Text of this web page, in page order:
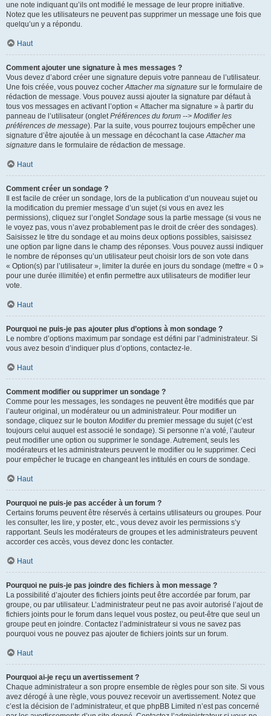
une note indiquant qu’ils ont modifié le message de leur propre initiative.
Notez que les utilisateurs ne peuvent pas supprimer un message une fois que
quelqu’un y a répondu.
Haut
Comment ajouter une signature à mes messages ?
Vous devez d’abord créer une signature depuis votre panneau de l’utilisateur.
Une fois créée, vous pouvez cocherAttacher ma signature sur le formulaire de
rédaction de message. Vous pouvez aussi ajouter la signature par défaut à
tous vos messages en activant l’option « Attacher ma signature » à partir du
panneau de l’utilisateur (ongletPréférences du forum --> Modifier les
préférences de message). Par la suite, vous pourrez toujours empêcher une
signature d’être ajoutée à un message en décochant la caseAttacher ma
signature dans le formulaire de rédaction de message.
Haut
Comment créer un sondage ?
Il est facile de créer un sondage, lors de la publication d’un nouveau sujet ou
la modification du premier message d’un sujet (si vous en avez les
permissions), cliquez sur l’ongletSondage sous la partie message (si vous ne
le voyez pas, vous n’avez probablement pas le droit de créer des sondages).
Saisissez le titre du sondage et au moins deux options possibles, saisissez
une option par ligne dans le champ des réponses. Vous pouvez aussi indiquer
le nombre de réponses qu’un utilisateur peut choisir lors de son vote dans
« Option(s) par l’utilisateur », limiter la durée en jours du sondage (mettre « 0 »
pour une durée illimitée) et enfin permettre aux utilisateurs de modifier leur
vote.
Haut
Pourquoi ne puis-je pas ajouter plus d’options à mon sondage ?
Le nombre d’options maximum par sondage est défini par l’administrateur. Si
vous avez besoin d’indiquer plus d’options, contactez-le.
Haut
Comment modifier ou supprimer un sondage ?
Comme pour les messages, les sondages ne peuvent être modifiés que par
l’auteur original, un modérateur ou un administrateur. Pour modifier un
sondage, cliquez sur le bouton Modifierdu premier message du sujet (c’est
toujours celui auquel est associé le sondage). Si personne n’a voté, l’auteur
peut modifier une option ou supprimer le sondage. Autrement, seuls les
modérateurs et les administrateurs peuvent le modifier ou le supprimer. Ceci
pour empêcher le trucage en changeant les intitulés en cours de sondage.
Haut
Pourquoi ne puis-je pas accéder à un forum ?
Certains forums peuvent être réservés à certains utilisateurs ou groupes. Pour
les consulter, les lire, y poster, etc., vous devez avoir les permissions s’y
rapportant. Seuls les modérateurs de groupes et les administrateurs peuvent
accorder ces accès, vous devez donc les contacter.
Haut
Pourquoi ne puis-je pas joindre des fichiers à mon message ?
La possibilité d’ajouter des fichiers joints peut être accordée par forum, par
groupe, ou par utilisateur. L’administrateur peut ne pas avoir autorisé l’ajout de
fichiers joints pour le forum dans lequel vous postez, ou peut-être que seul un
groupe peut en joindre. Contactez l’administrateur si vous ne savez pas
pourquoi vous ne pouvez pas ajouter de fichiers joints sur un forum.
Haut
Pourquoi ai-je reçu un avertissement ?
Chaque administrateur a son propre ensemble de règles pour son site. Si vous
avez dérogé à une règle, vous pouvez recevoir un avertissement. Notez que
c’est la décision de l’administrateur, et que phpBB Limited n’est pas concerné